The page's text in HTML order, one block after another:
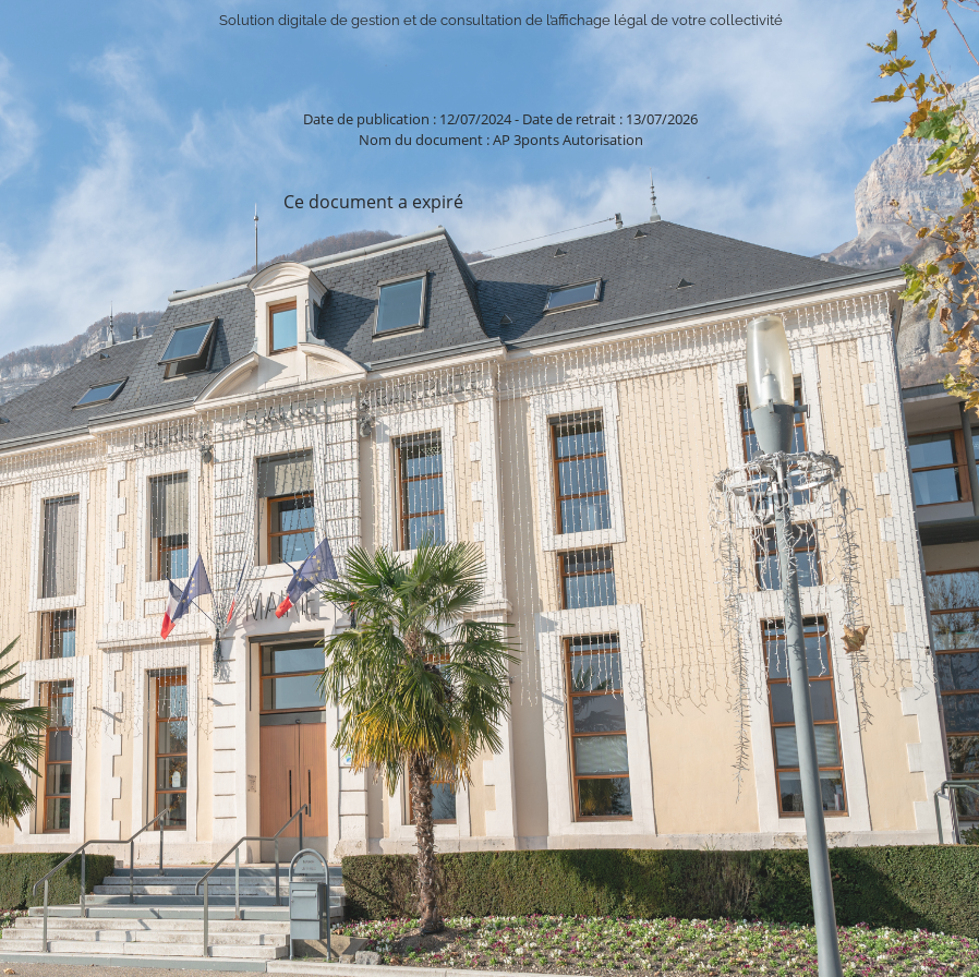
Solution digitale de gestion et de consultation de l’affichage légal de votre collectivité
Date de publication : 12/07/2024- Date de retrait : 13/07/2026
Nom du document : AP 3ponts Autorisation
Ce document a expiré